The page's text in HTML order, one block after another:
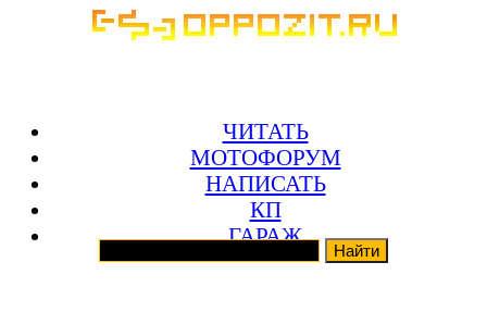
ЧИТАТЬ
МОТОФОРУМ
НАПИСАТЬ
КП
ГАРАЖ